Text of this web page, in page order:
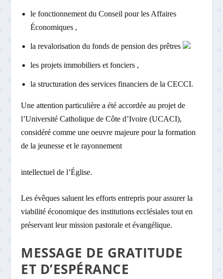
le fonctionnement du Conseil pour les Affaires
Économiques ,
la revalorisation du fonds de pension des prêtres
les projets immobiliers et fonciers ,
la structuration des services financiers de la CECCI.
Une attention particulière a été accordée au projet de
l’Université Catholique de Côte d’Ivoire (UCACI),
considéré comme une oeuvre majeure pour la formation
de la jeunesse et le rayonnement
intellectuel de l’Église.
Les évêques saluent les efforts entrepris pour assurer la
viabilité économique des institutions ecclésiales tout en
préservant leur mission pastorale et évangélique.
MESSAGE DE GRATITUDE
ET D’ESPÉRANCE